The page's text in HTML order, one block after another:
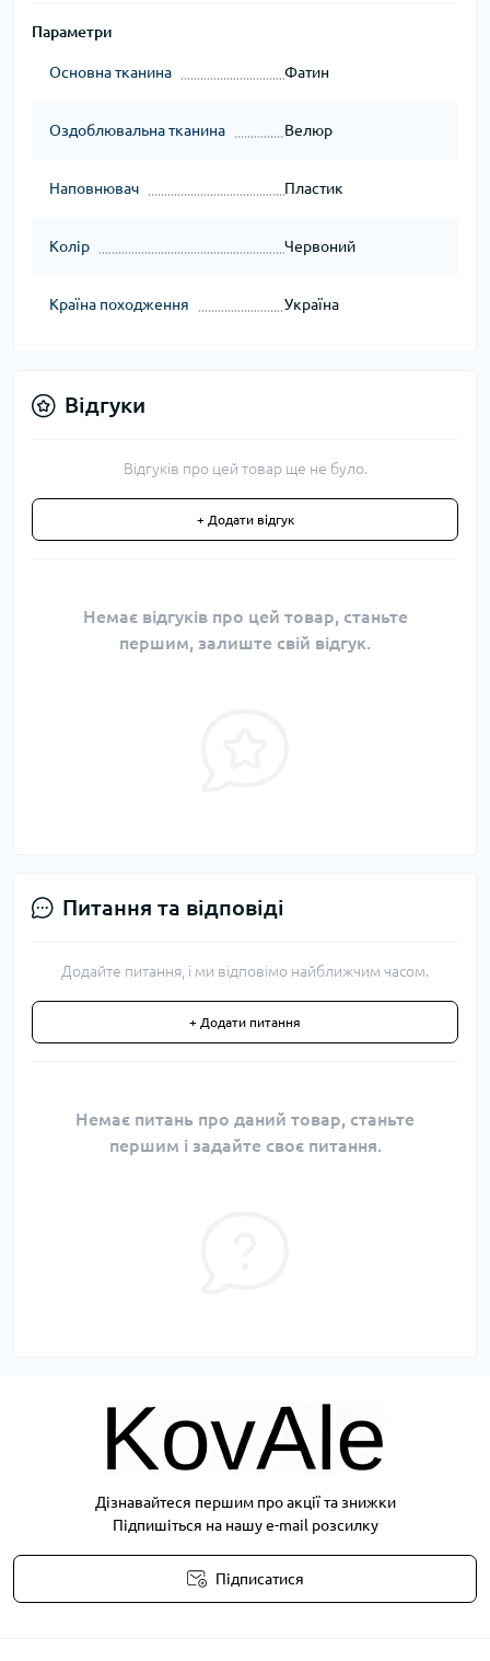
Параметри
Основна тканина Фатин
Оздоблювальна тканина Велюр
Наповнювач Пластик
Колір Червоний
Країна походження Україна
Відгуки
Відгуків про цей товар ще не було.
+ Додати відгук
Немає відгуків про цей товар, станьте
першим, залиште свій відгук.
Питання та відповіді
Додайте питання, і ми відповімо найближчим часом.
+ Додати питання
Немає питань про даний товар, станьте
першим і задайте своє питання.
Дізнавайтеся першим про акції та знижки
Підпишіться на нашу e-mail розсилку
Підписатися